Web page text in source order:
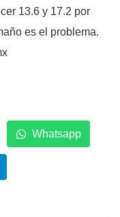
13.6 y 17.2 por
es el problema.
Whatsapp